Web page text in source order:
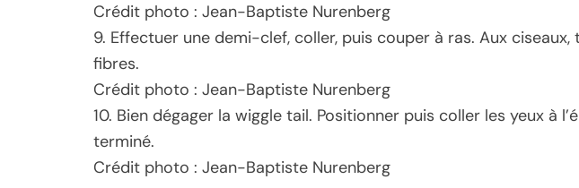
Crédit photo : Jean-Baptiste Nurenberg
9. Effectuer une demi-clef, coller, puis couper à ras. Aux
fibres.
Crédit photo : Jean-Baptiste Nurenberg
10. Bien dégager la wiggle tail. Positionner puis coller les yeux à
terminé.
Crédit photo : Jean-Baptiste Nurenberg